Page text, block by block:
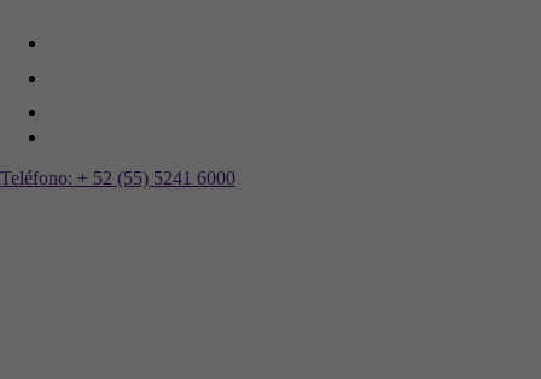
Teléfono: + 52 (55) 5241 6000